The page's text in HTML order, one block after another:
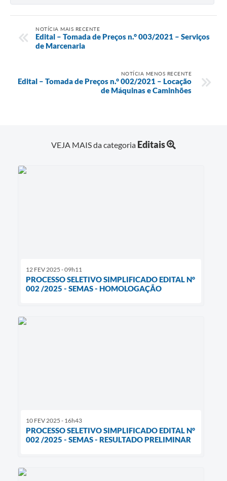
NOTÍCIA MAIS RECENTE
Edital – Tomada de Preços n.° 003/2021 – Serviços
de Marcenaria
NOTÍCIA MENOS RECENTE
Edital – Tomada de Preços n.° 002/2021 – Locação
de Máquinas e Caminhões
VEJA MAIS da categoria Editais
12 FEV 2025 - 09h11
PROCESSO SELETIVO SIMPLIFICADO EDITAL N°
002 /2025 - SEMAS - HOMOLOGAÇÃO
10 FEV 2025 - 16h43
PROCESSO SELETIVO SIMPLIFICADO EDITAL N°
002 /2025 - SEMAS - RESULTADO PRELIMINAR